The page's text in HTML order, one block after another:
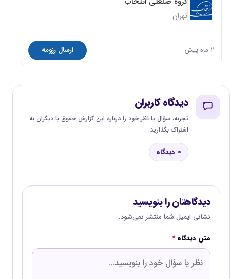
تهران
2 ماه پیش ارسال رزومه
دیدگاه کاربران
تجربه، سؤال یا نظر خود را درباره این گزارش حقوق با دیگران به
اشتراک بگذارید.
0 دیدگاه
دیدگاهتان را بنویسید
نشانی ایمیل شما منتشر نمی‌شود.
متن دیدگاه*